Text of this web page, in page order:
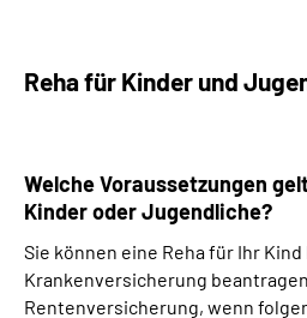
Reha für Kinder und
Welche Voraussetzungen
Kinder oder Jugendliche?
Sie können eine Reha für Ihr
Krankenversicherung
Rentenversicherung, wenn